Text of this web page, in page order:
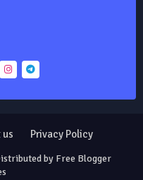
by Free Blogger
us Privacy Policy